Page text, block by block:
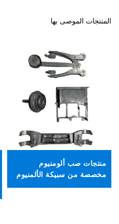
المنتجات الموصى بها
منتجات صب ألومنيوم
مخصصة من سبيكة الألمنيوم